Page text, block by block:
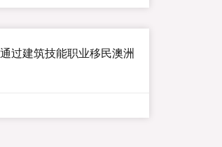
过建筑技能职业移民澳洲